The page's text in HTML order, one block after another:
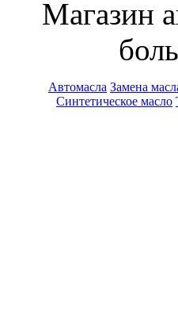
Магазин
Автомасла Замена
Синтетическое масло